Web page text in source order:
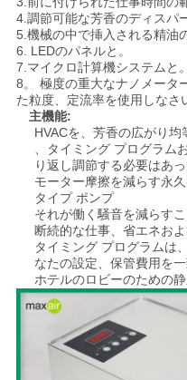
地
図
PRIVACY
POLICY
4.調節可能な芳香のディスパ
5.機械の中で挿入される精油
6. LEDのパネルと。
7.マイクロ計算機システムと。
8。 極度の重大なナノメータ
た粒度、定流率を使用しなさ
主機能:
HVACを、芳香の広がり
、タイミング プログラム
り返し調節する必要はあっ
モーター摩擦を減らす永
タイプ ポンプ
それが働く騒音を減らす
断続的な仕事、省エネおよ
タイミング プログラムは
なたの設定、保管費用を
ホテルのロビーのための